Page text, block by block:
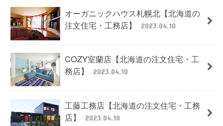
オーガニックハウス札幌北【北海道の
注文住宅・工務店】
2023.04.10
COZY室蘭店【北海道の注文住宅・工
務店】
2023.04.10
工藤工務店【北海道の注文住宅・工務
店】
2023.04.10